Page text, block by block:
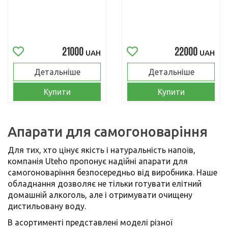
21000 UAH
Детальніше
Купити
22000 UAH
Детальніше
Купити
Апарати для самогоноваріння
Для тих, хто цінує якість і натуральність напоїв,
компанія Uteho пропонує надійні апарати для
самогоноваріння безпосередньо від виробника. Наше
обладнання дозволяє не тільки готувати елітний
домашній алкоголь, але і отримувати очищену
дистильовану воду.
В асортименті представлені моделі різної